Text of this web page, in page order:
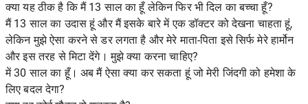
क्या यह ठीक है कि मैं 13 साल का हूँ लेकिन फिर भी दिल का बच्चा हूँ?
मैं 13 साल का उदास हूं और मैं इसके बारे में एक डॉक्टर को देखना चाहता हूं,
लेकिन मुझे ऐसा करने से डर लगता है और मेरे माता-पिता इसे सिर्फ मेरे हार्मोन
और इस तरह से मिटा देंगे। मुझे क्या करना चाहिए?
में 30 साल का हूँ। अब मैं ऐसा क्या कर सकता हूं जो मेरी जिंदगी को हमेशा के
लिए बदल देगा?